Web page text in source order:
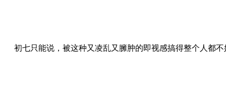
初七只能说，被这种又凌乱又臃肿的即视感搞得整个人都不